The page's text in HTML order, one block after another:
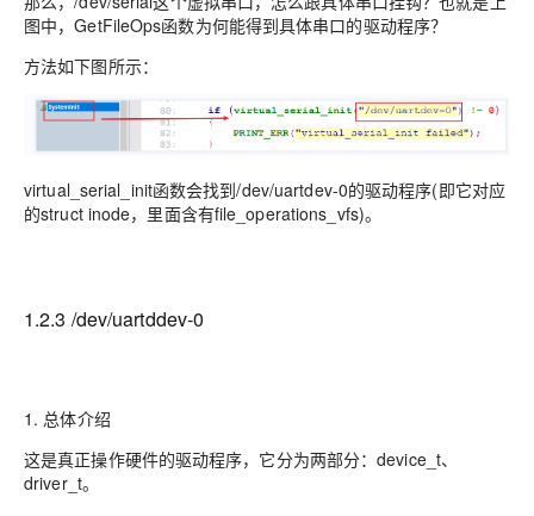
图中，GetFileOps函数为何能得到具体串口的驱动程序？
方法如下图所示：
virtual_serial_init函数会找到/dev/uartdev-0的驱动程序(即它对应
的struct inode，里面含有file_operations_vfs)。
1.2.3 /dev/uartddev-0
1. 总体介绍
这是真正操作硬件的驱动程序，它分为两部分：device_t、
driver_t。